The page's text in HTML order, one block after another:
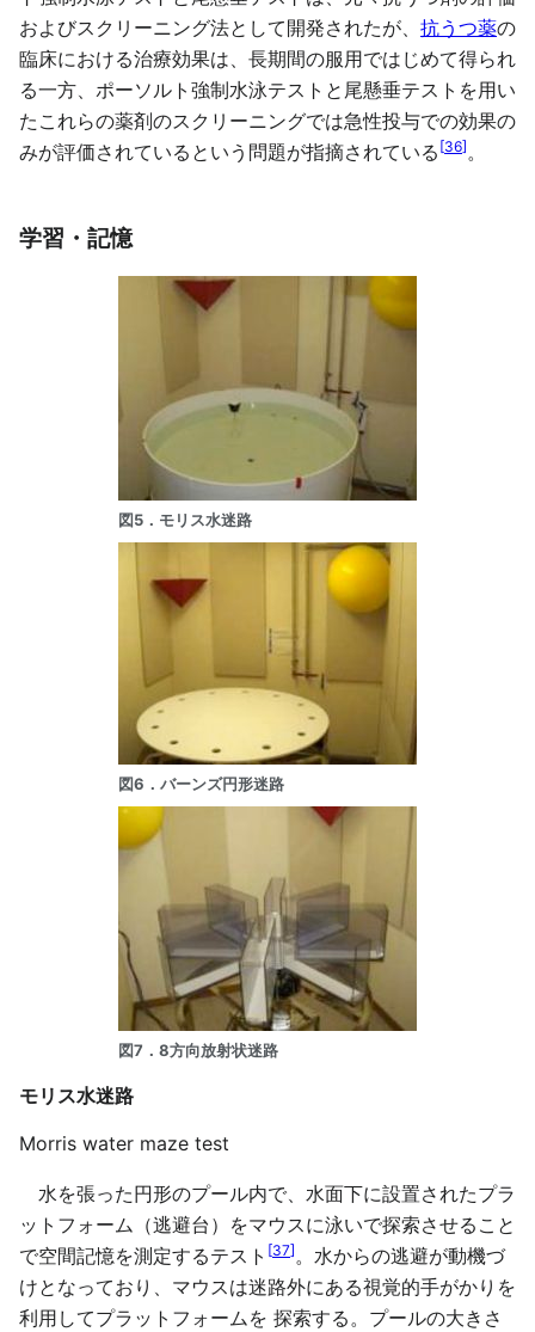
およびスクリーニング法として開発されたが、 抗うつ薬の
臨床における治療効果は、長期間の服用ではじめて得られ
る一方、ポーソルト強制水泳テストと尾懸垂テストを用い
たこれらの薬剤のスクリーニングでは急性投与での効果の
みが評価されているという問題が指摘されている [36] 。
学習・記憶
図5．モリス水迷路
図6．バーンズ円形迷路
図7．8方向放射状迷路
モリス水迷路
Morris water maze test
水を張った円形のプール内で、水面下に設置されたプラ
ットフォーム（逃避台）をマウスに泳いで探索させること
で空間記憶を測定するテスト [37]。水からの逃避が動機づ
けとなっており、マウスは迷路外にある視覚的手がかりを
利用してプラットフォームを 探索する。プールの大きさ